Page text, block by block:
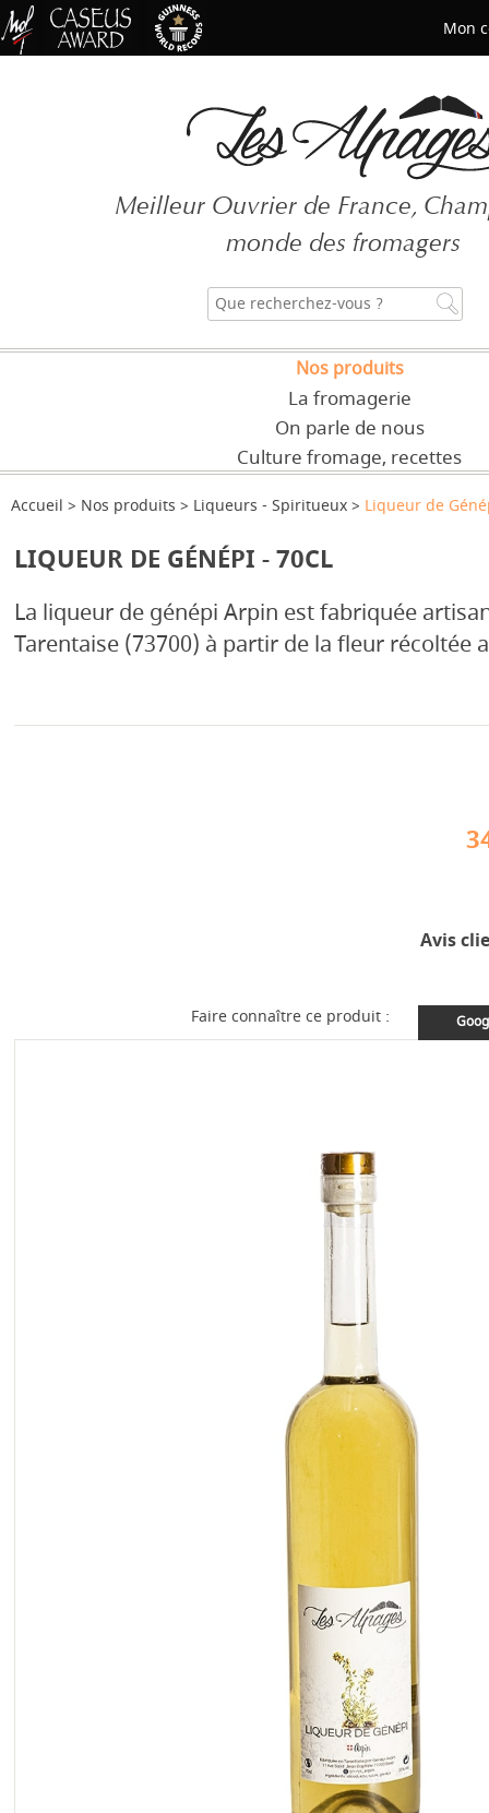
Meilleur Ouvrier de France,
monde des fromagers
Nos produits
La fromagerie
On parle de nous
Culture fromage, recettes
Accueil Nos produits Liqueurs - Spiritueux Liqueur de
LIQUEUR DE GÉNÉPI - 70CL
La liqueur de génépi Arpin est fabriquée
Tarentaise (73700) à partir de la fleur récoltée
Avis
Faire connaître ce produit :
Mon
Mot de passe oublié ?
CRÉER UN